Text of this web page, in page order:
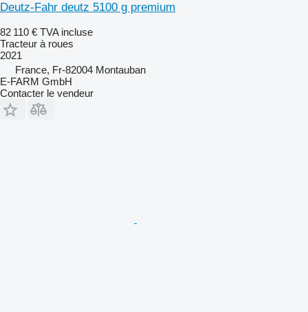
Deutz-Fahr deutz 5100 g premium
82 110 € TVA incluse
Tracteur à roues
2021
France, Fr-82004 Montauban
E-FARM GmbH
Contacter le vendeur